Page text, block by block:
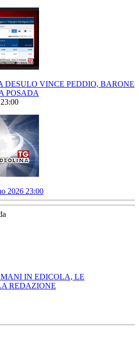
DESULO VINCE PEDDIO, BARONE
POSADA
2026 23:00
IN EDICOLA, LE
REDAZIONE